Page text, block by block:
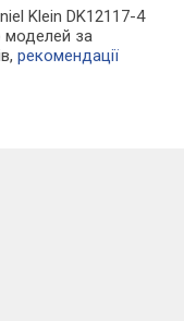
Klein DK12117-4
моделей за
рекомендації